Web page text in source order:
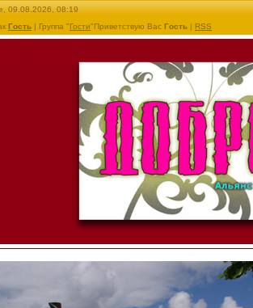
09.08.2026, 08:19
Гость | Группа "Гости"Приветствую Вас Гость | RSS